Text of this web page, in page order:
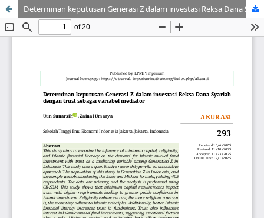
Determinan keputusan Generasi Z dalam investasi Reksa Dana Syariah dengan trust sebagai variabel mediator